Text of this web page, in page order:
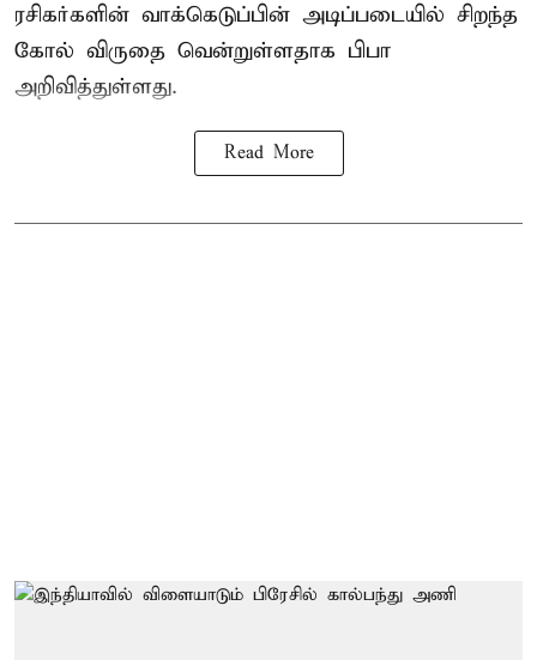
ரசிகர்களின் வாக்கெடுப்பின் அடிப்படையில் சிறந்த
கோல் விருதை வென்றுள்ளதாக பிபா
அறிவித்துள்ளது.
Read More